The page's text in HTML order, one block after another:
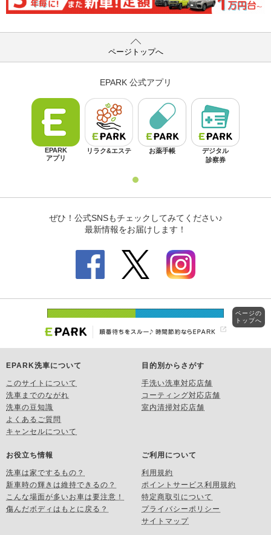
ページトップへ
EPARK洗車について
このサイトについて
洗車までのながれ
洗車の豆知識
よくあるご質問
キャンセルについて
目的別からさがす
手洗い洗車対応店舗
コーティング対応店舗
室内清掃対応店舗
お役立ち情報
洗車は家でするもの？
新車時の輝きは維持できるの？
こんな場面が多いお車は要注意！
傷んだボディはもとに戻る？
ご利用について
利用規約
ポイントサービス利用規約
特定商取引について
プライバシーポリシー
サイトマップ
ページの
トップへ